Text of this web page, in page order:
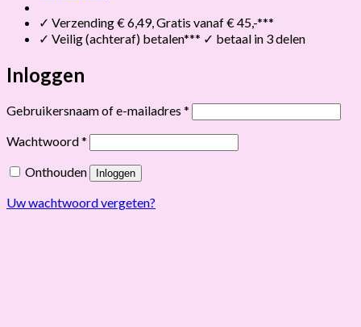
✓ Verzending € 6,49, Gratis vanaf € 45,-***
✓ Veilig (achteraf) betalen*** ✓ betaal in 3 delen
Inloggen
Gebruikersnaam of e-mailadres * Vereist
Wachtwoord* Vereist
Onthouden Inloggen
Uw wachtwoord vergeten?